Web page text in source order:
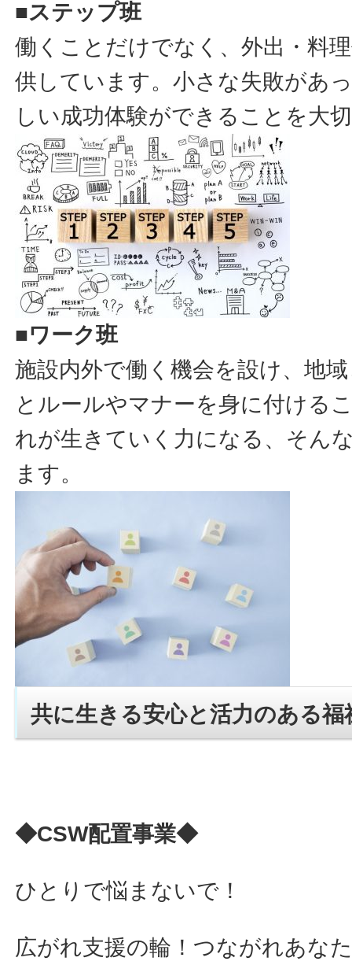
■ステップ班
働くことだけでなく、外出・料
供しています。小さな失敗があ
しい成功体験ができることを大
■ワーク班
施設内外で働く機会を設け、地
とルールやマナーを身に付ける
れが生きていく力になる、そん
ます。
共に生きる安心と活力のある
◆CSW配置事業◆
ひとりで悩まないで！
広がれ支援の輪！つながれあな